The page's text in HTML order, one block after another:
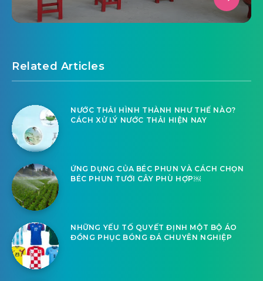
Related Articles
NƯỚC THẢI HÌNH THÀNH NHƯ THẾ NÀO?
CÁCH XỬ LÝ NƯỚC THẢI HIỆN NAY
ỨNG DỤNG CỦA BÉC PHUN VÀ CÁCH CHỌN
BÉC PHUN TƯỚI CÂY PHÙ HỢP￼
NHỮNG YẾU TỐ QUYẾT ĐỊNH MỘT BỘ ÁO
ĐỒNG PHỤC BÓNG ĐÁ CHUYÊN NGHIỆP